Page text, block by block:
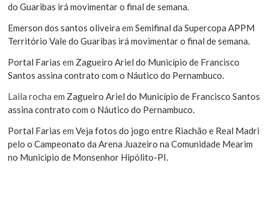
do Guaribas irá movimentar o final de semana.
Emerson dos santos oliveira emSemifinal da Supercopa APPM
Território Vale do Guaribas irá movimentar o final de semana.
Portal Farias em Zagueiro Ariel do Município de Francisco
Santos assina contrato com o Náutico do Pernambuco.
Laila rocha em Zagueiro Ariel do Município de Francisco Santos
assina contrato com o Náutico do Pernambuco.
Portal Farias emVeja fotos do jogo entre Riachão e Real Madri
pelo o Campeonato da Arena Juazeiro na Comunidade Mearim
no Municipio de Monsenhor Hipólito-PI.